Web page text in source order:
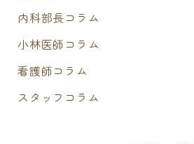
内科部長コラム
小林医師コラム
看護師コラム
スタッフコラム